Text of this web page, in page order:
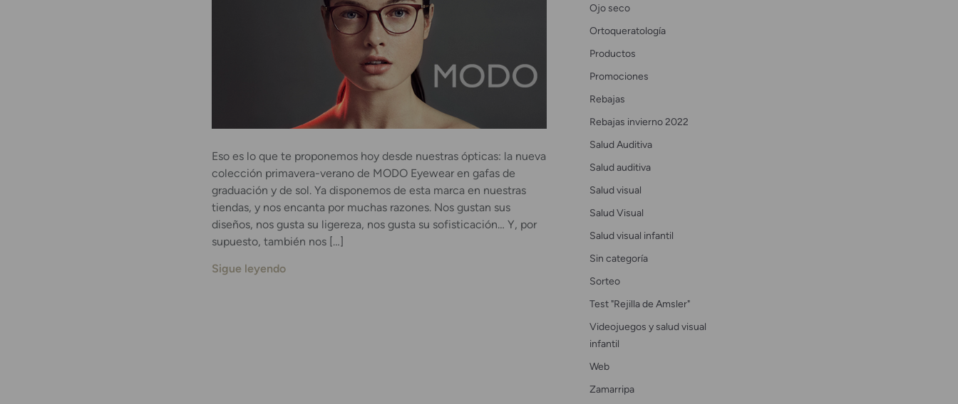
Eso es lo que te proponemos hoy desde nuestras ópticas: la nueva
colección primavera-verano de MODO Eyewear en gafas de
graduación y de sol. Ya disponemos de esta marca en nuestras
tiendas, y nos encanta por muchas razones. Nos gustan sus
diseños, nos gusta su ligereza, nos gusta su sofisticación… Y, por
supuesto, también nos […]
Sigue leyendo
Ojo seco
Ortoqueratología
Productos
Promociones
Rebajas
Rebajas invierno 2022
Salud Auditiva
Salud auditiva
Salud visual
Salud Visual
Salud visual infantil
Sin categoría
Sorteo
Test "Rejilla de Amsler"
Videojuegos y salud visual
infantil
Web
Zamarripa